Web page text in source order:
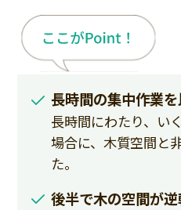
長時間の集中作業
長時間にわたり、い
場合に、木質空間と
た。
後半で木の空間が